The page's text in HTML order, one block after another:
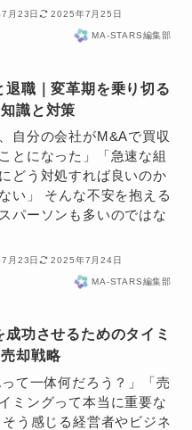
月23日 2025年7月25日
MA-STARS編集部
退職｜変革期を乗り切る
識と対策
、自分の会社がM&Aで買収
とになった」「急速な組
どう対処すれば良いのか
い」 そんな不安を抱える
パーソンも多いのではな
月23日 2025年7月24日
MA-STARS編集部
成功させるためのタイミ
却戦略
って一体何だろう？」「売
ミングって本当に重要な
う感じる経営者やビジネ